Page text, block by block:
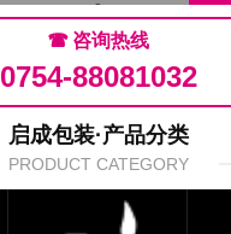
2
咨询热线
0754-88081032
启成包装·产品分类
PRODUCT CATEGORY